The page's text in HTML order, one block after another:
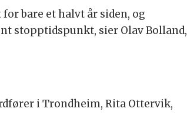
bare et halvt år siden, og
stopptidspunkt, sier Olav Bolland,
i Trondheim, Rita Ottervik,